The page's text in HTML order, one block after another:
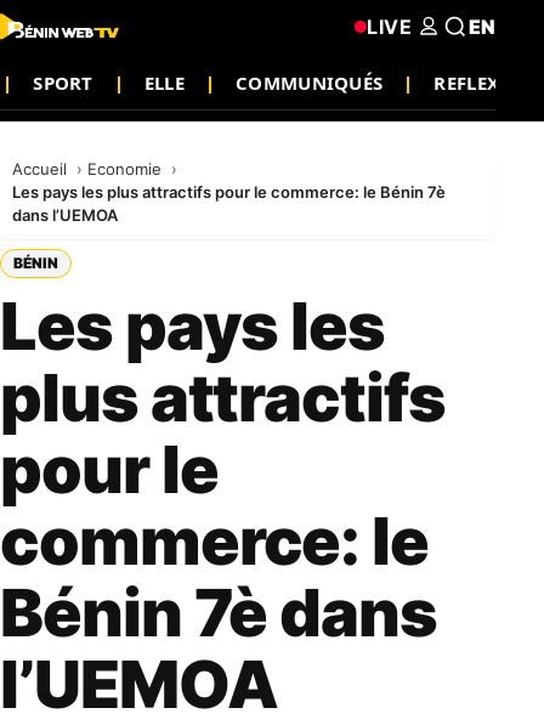
SPORT ELLE COMMUNIQUÉS
LIVE EN
Accueil
Economie
Les pays les plus attractifs pour le commerce: le Bénin 7è
dans l’UEMOA
BÉNIN
Les pays les
plus attractifs
pour le
commerce: le
Bénin 7è dans
l’UEMOA